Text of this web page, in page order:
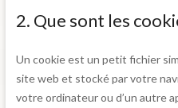
2. Que sont les
Un cookie est un petit fichier
site web et stocké par votre
votre ordinateur ou d’un autre